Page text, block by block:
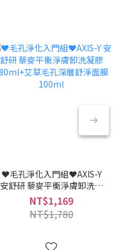
❤︎毛孔淨化入門組❤︎AXIS-Y
安舒研 藜麥平衡淨膚卸洗凝
膠 180ml+艾草毛孔深層舒淨
面膜 100ml
NT$1,169
NT$1,780